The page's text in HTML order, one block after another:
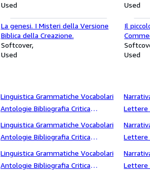
Used
Used
La genesi. I Misteri della Versione
Biblica della Creazione.
Softcover
Used
Il
Used
letteraria Storia letteraria Saggi
letterari Dialetti Sintassi
Linguistica Grammatiche Vocabolari
Antologie Bibliografia Critica
letteraria Storia letteraria Saggi
letterari Dialetti stenografia
Linguistica Grammatiche Vocabolari
Antologie Bibliografia Critica
letteraria Storia letteraria Saggi
letterari Dialetti Storia
Linguistica Grammatiche Vocabolari
Antologie Bibliografia Critica
Lettere
Lettere
Lettere